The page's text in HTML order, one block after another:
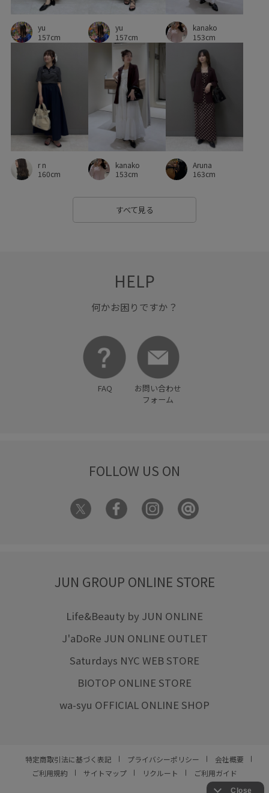
yu
157cm
yu
157cm
kanako
153cm
r n
160cm
kanako
153cm
Aruna
163cm
すべて見る
HELP
何かお困りですか？
FAQ
お問い合わせ
フォーム
FOLLOW US ON
JUN GROUP ONLINE STORE
Life&Beauty by JUN ONLINE
J'aDoRe JUN ONLINE OUTLET
Saturdays NYC WEB STORE
BIOTOP ONLINE STORE
wa-syu OFFICIAL ONLINE SHOP
特定商取引法に基づく表記 プライバシーポリシー
会社概要
ご利用規約
サイトマップ リクルート ご利用ガイド